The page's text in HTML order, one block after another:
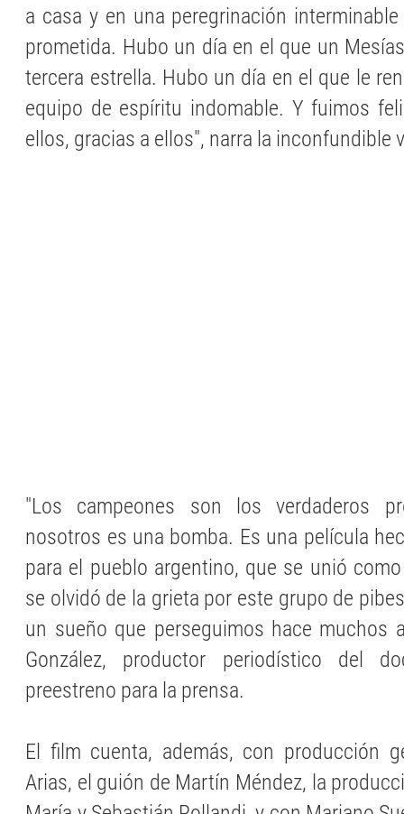
a casa y en una peregrinación
prometida. Hubo un día en el que un
tercera estrella. Hubo un día en el que le
equipo de espíritu indomable. Y fuimos
ellos, gracias a ellos", narra la inconfundible
"Los campeones son los verdaderos
nosotros es una bomba. Es una película
para el pueblo argentino, que se unió
se olvidó de la grieta por este grupo de
un sueño que perseguimos hace muchos
González, productor periodístico del
preestreno para la prensa.
El film cuenta, además, con producción
Arias, el guión de Martín Méndez, la